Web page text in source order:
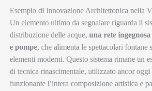
Esempio di Innovazione Architettonica nella
Un elemento ultimo da segnalare riguarda il
distribuzione delle acque, una rete
e pompe, che alimenta le spettacolari fontane
elementi moderni. Questo sistema rimane un
di tecnica rinascimentale, utilizzato ancor oggi
funzionante l’intera composizione artistica e